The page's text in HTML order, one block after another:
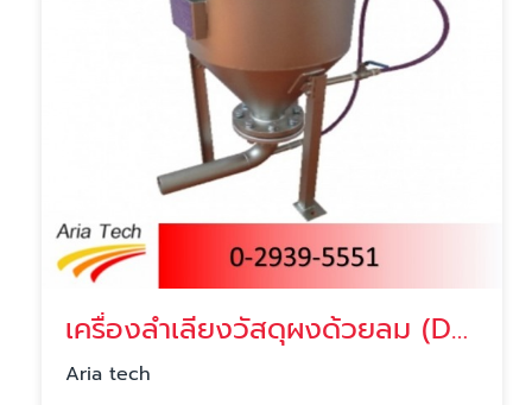
เครื่องลำเลียงวัสดุผงด้วยลม (Dense phase)
Aria tech